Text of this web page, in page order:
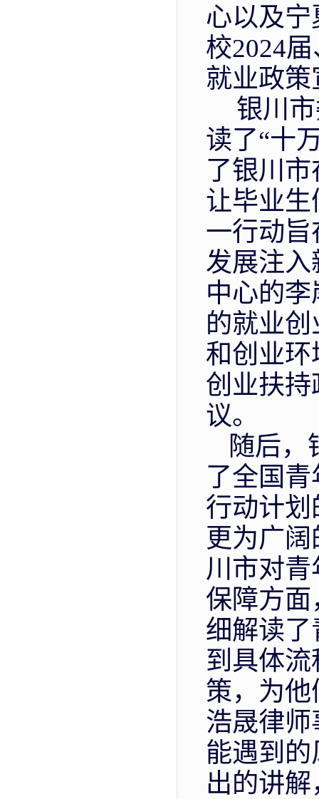
心以及
校2024
就业政策
银川
读了“十
了银川
让毕业
一行动
发展注
中心的
的就业
和创业
创业扶
议。
随后，
了全国
行动计
更为广
川市对
保障方
细解读
到具体流
策，为
浩晟律
能遇到
出的讲